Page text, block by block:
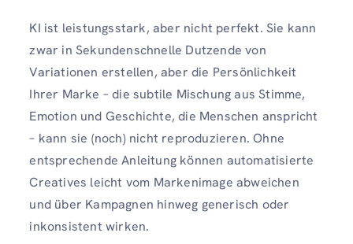
KI ist leistungsstark, aber nicht perfekt. Sie kann
zwar in Sekundenschnelle Dutzende von
Variationen erstellen, aber die Persönlichkeit
Ihrer Marke – die subtile Mischung aus Stimme,
Emotion und Geschichte, die Menschen anspricht
– kann sie (noch) nicht reproduzieren. Ohne
entsprechende Anleitung können automatisierte
Creatives leicht vom Markenimage abweichen
und über Kampagnen hinweg generisch oder
inkonsistent wirken.